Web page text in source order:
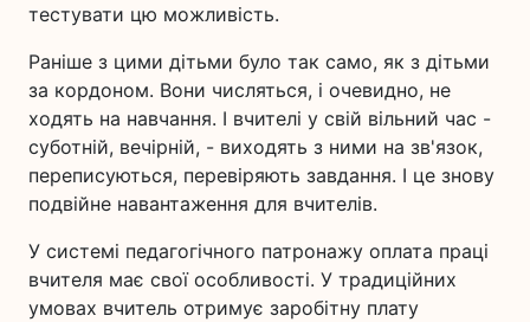
тестувати цю можливість.
Раніше з цими дітьми було так само, як з дітьми
за кордоном. Вони числяться, і очевидно, не
ходять на навчання. І вчителі у свій вільний час -
суботній, вечірній, - виходять з ними на зв'язок,
переписуються, перевіряють завдання. І це знову
подвійне навантаження для вчителів.
У системі педагогічного патронажу оплата праці
вчителя має свої особливості. У традиційних
умовах вчитель отримує заробітну плату